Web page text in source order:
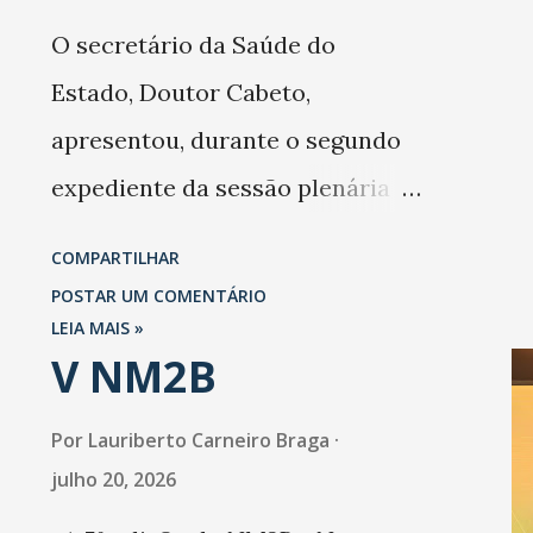
estabelecimentos no prejuízo
ficou em 19%, pouco abaixo do
observado no mês anterior.
Outros 1% não existiam em
o faturamento também cresceu.
De acordo com a pesquisa, 44%
dos n...
O secretário da Saúde do
Estado, Doutor Cabeto,
apresentou, durante o segundo
expediente da sessão plenária
Ceará (ALCE) desta terça-feira
(17), as ações de prevenção à
propagação do novo coronavírus
(Covid-19) e as recentes medidas
adotadas pelo Governo do
COMPARTILHAR
POSTAR UM COMENTÁRIO
LEIA MAIS »
V NM2B
Por Lauriberto Carneiro Braga
julho 20, 2026